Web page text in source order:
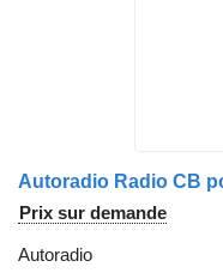
Prix sur demande
Autoradio